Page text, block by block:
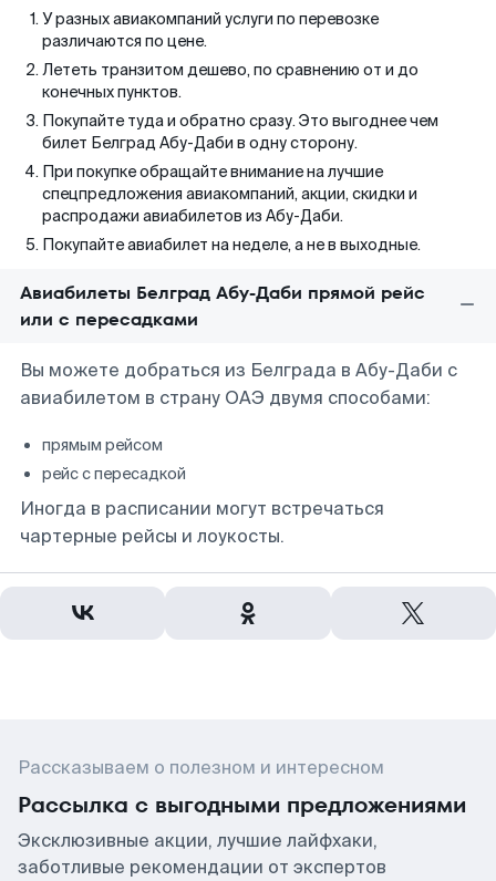
У разных авиакомпаний услуги по перевозке
различаются по цене.
Лететь транзитом дешево, по сравнению от и до
конечных пунктов.
Покупайте туда и обратно сразу. Это выгоднее чем
билет Белград Абу-Даби в одну сторону.
При покупке обращайте внимание на лучшие
спецпредложения авиакомпаний, акции, скидки и
распродажи авиабилетов из Абу-Даби.
Покупайте авиабилет на неделе, а не в выходные.
Авиабилеты Белград Абу-Даби прямой рейс
или с пересадками
Вы можете добраться из Белграда в Абу-Даби с
авиабилетом в страну ОАЭ двумя способами:
прямым рейсом
рейс с пересадкой
Иногда в расписании могут встречаться
чартерные рейсы и лоукосты.
Рассказываем о полезном и интересном
Рассылка с выгодными предложениями
Эксклюзивные акции, лучшие лайфхаки,
заботливые рекомендации от экспертов